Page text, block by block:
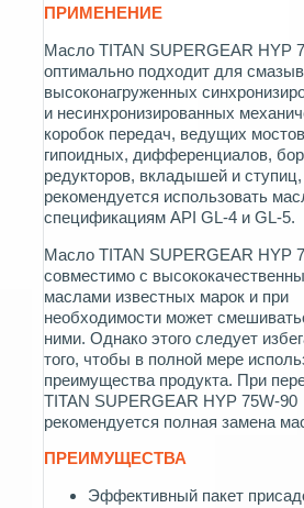
ПРИМЕНЕНИЕ
Масло TITAN SUPERGEAR HYP
оптимально подходит для
высоконагруженных
и несинхронизированных
коробок передач, ведущих
гипоидных, дифференциалов,
редукторов, вкладышей и ступиц,
рекомендуется использовать
спецификациям API GL-4 и GL-5.
Масло TITAN SUPERGEAR HYP
совместимо с
маслами известных марок и при
необходимости может
ними. Однако этого следует
того, чтобы в полной мере
преимущества продукта. При
TITAN SUPERGEAR HYP 75W-90
рекомендуется полная замена
ПРЕИМУЩЕСТВА
Эффективный пакет